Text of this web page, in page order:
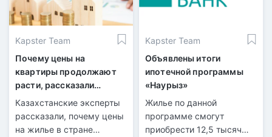
города областного
значения.
Kapster Team
Почему цены на
квартиры продолжают
расти, рассказали
казахстанские эксперты
Казахстанские эксперты
рассказали, почему цены
на жилье в стране
Kapster Team
Объявлены итоги
ипотечной программы
«Наурыз»
Жилье по данной
программе смогут
приобрести 12,5 тысяч